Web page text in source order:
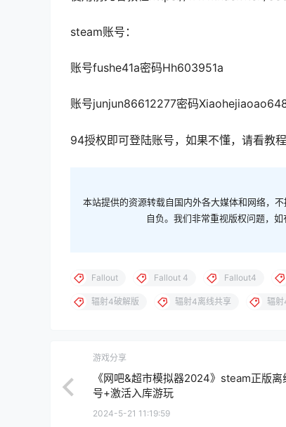
steam账号：
账号fushe41a密码Hh603951a
账号junjun86612277密码
94授权即可登陆账号，如果不懂，请看教
本站提供的资源转载自国内外各大媒体和网络，
自负。我们非常重视版权问题，
Fallout Fallout 4 Fallout4
辐射4破解版 辐射4离线共享 辐射
游戏分享
《网吧&超市模拟器2024》steam正版
号+激活入库游玩
2024-5-21 11:19:59